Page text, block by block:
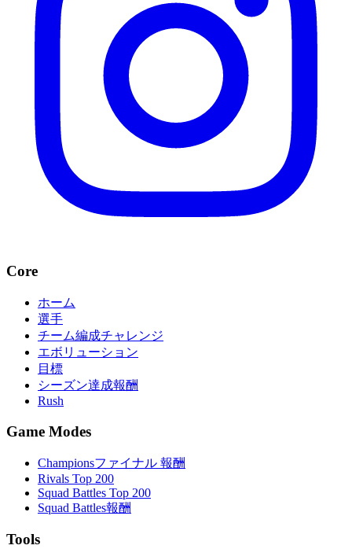
Core
ホーム
選手
チーム編成チャレンジ
エボリューション
目標
シーズン達成報酬
Rush
Game Modes
Championsファイナル 報酬
Rivals Top 200
Squad Battles Top 200
Squad Battles報酬
Tools